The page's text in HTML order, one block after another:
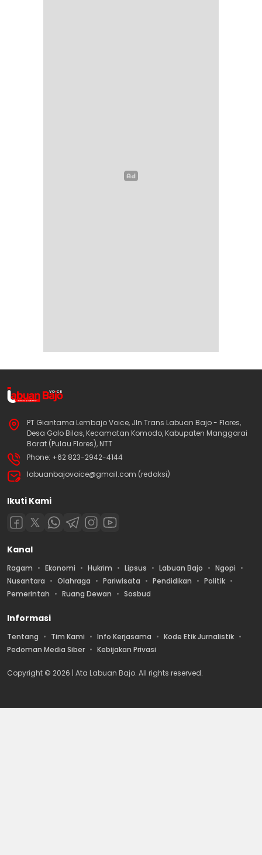
PT Giantama Lembajo Voice, Jln Trans Labuan Bajo - Flores,
Desa Golo Bilas, Kecamatan Komodo, Kabupaten Manggarai
Barat (Pulau Flores), NTT
Phone: +62 823-2942-4144
labuanbajovoice@gmail.com (redaksi)
Ikuti Kami
Kanal
Ragam Ekonomi Hukrim Lipsus Labuan Bajo
Ngopi
Nusantara
Olahraga Pariwisata Pendidikan
Politik
Pemerintah
Ruang Dewan Sosbud
Informasi
Tentang Tim Kami Info Kerjasama
Kode Etik Jurnalistik
Pedoman Media Siber
Kebijakan Privasi
Copyright © 2026 | Ata Labuan Bajo. All rights reserved.